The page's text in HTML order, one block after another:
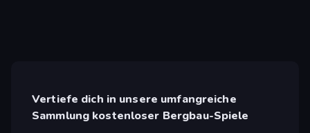
Vertiefe dich in unsere umfangreiche
Sammlung kostenloser Bergbau-Spiele